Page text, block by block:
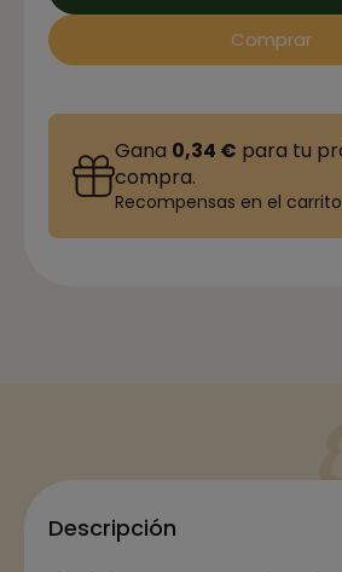
Comprar
Gana 0,34 € para tu
compra.
Recompensas en el
Descripción